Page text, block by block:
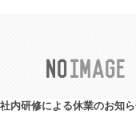
社内研修による休業のお知